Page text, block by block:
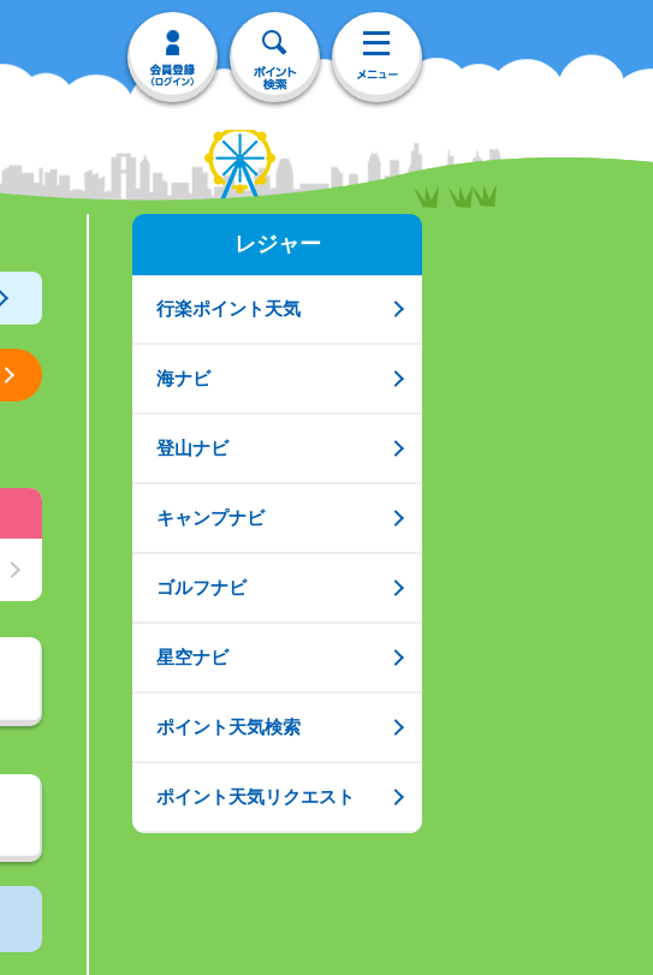
レジャー
行楽ポイント天気
海ナビ
登山ナビ
キャンプナビ
ゴルフナビ
星空ナビ
ポイント天気検索
ポイント天気リクエスト